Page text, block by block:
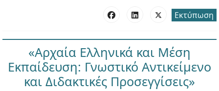
Εκτύπωση
«Αρχαία Ελληνικά και Μέση
Εκπαίδευση: Γνωστικό Αντικείμενο
και Διδακτικές Προσεγγίσεις»